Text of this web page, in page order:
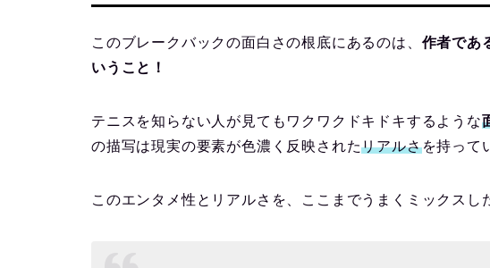
このブレークバックの面白さの根底にあるのは、 作者であ
いうこと！
テニスを知らない人が見てもワクワクドキドキするような
の描写は現実の要素が色濃く反映されたリアルさを持って
このエンタメ性とリアルさを、ここまでうまくミックスし